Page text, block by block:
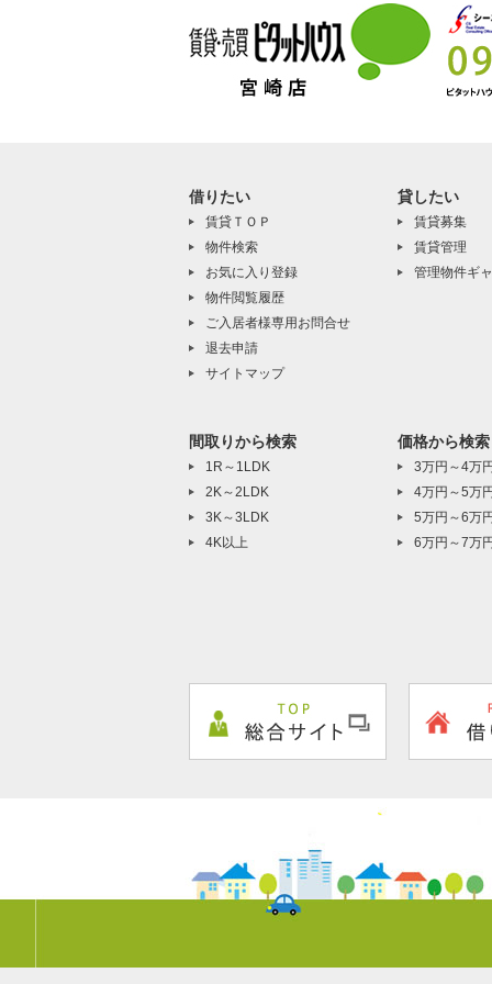
借りたい
賃貸ＴＯＰ
物件検索
お気に入り登録
物件閲覧履歴
ご入居者様専用お問合せ
退去申請
サイトマップ
貸したい
賃貸募集
賃貸管理
管理物件ギ
間取りから検索
1R～1LDK
2K～2LDK
3K～3LDK
4K以上
価格から検索
3万円～4万
4万円～5万
5万円～6万
6万円～7万